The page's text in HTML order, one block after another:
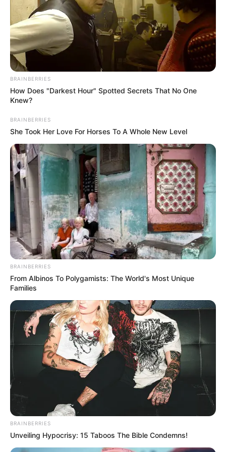
ΤΑ ΠΙΟ ΔΗΜΟΦΙΛΗ
BRAINBERRIES
How Does "Darkest Hour" Spotted Secrets That No One
Knew?
BRAINBERRIES
She Took Her Love For Horses To A Whole New Level
BRAINBERRIES
From Albinos To Polygamists: The World's Most Unique
Families
BRAINBERRIES
Unveiling Hypocrisy: 15 Taboos The Bible Condemns!